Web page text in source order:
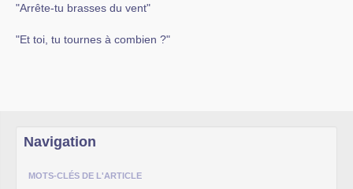
"Arrête-tu brasses du vent"
"Et toi, tu tournes à combien ?"
Navigation
MOTS-CLÉS DE L'ARTICLE